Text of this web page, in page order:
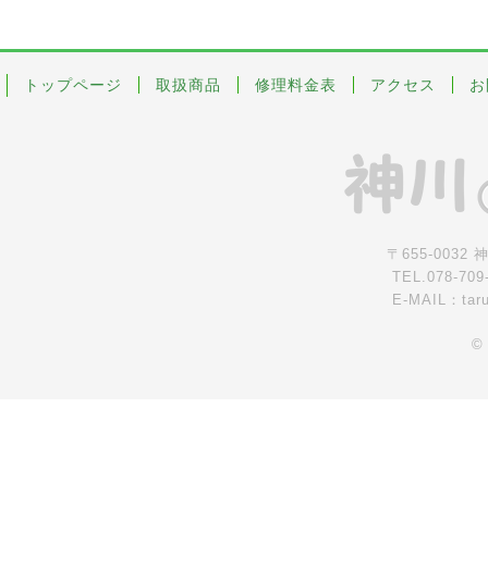
トップページ 取扱商品 修理料金表 アクセス
〒655-0032
TEL.078-
E-MAIL：
©